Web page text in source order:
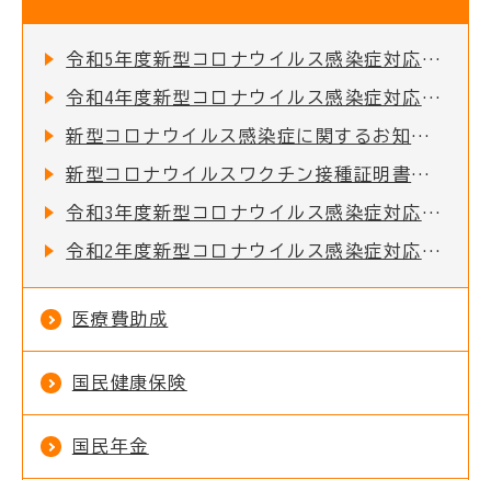
令和5年度新型コロナウイルス感染症対応地方創生臨時交付金の活用実績
令和4年度新型コロナウイルス感染症対応地方創生臨時交付金の活用実績
新型コロナウイルス感染症に関するお知らせ
新型コロナウイルスワクチン接種証明書を一部のコンビニで取得できるようになりました
令和3年度新型コロナウイルス感染症対応地方創生臨時交付金の活用実績
令和2年度新型コロナウイルス感染症対応地方創生臨時交付金の活用実績
医療費助成
国民健康保険
国民年金